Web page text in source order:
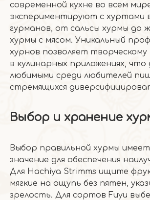
современной кухне во всем
экспериментируют с хуртами
гурманов, от сальсы хурмы до
хурмы с мясом. Уникальный
хурнов позволяет
в кулинарных приложениях, что
любимыми среди любителей
стремящихся
Выбор и хранение
Выбор правильной хурмы
значение для обеспечения
Для Hachiya Strimms ищите
мягкие на ощупь без пятен,
зрелость. Для сортов Fuyu